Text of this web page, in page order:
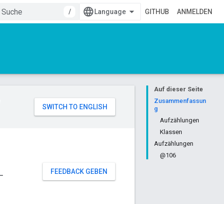
/
GITHUB ANMELDEN
Auf dieser Seite
Zusammenfassun
g
Aufzählungen
Klassen
Aufzählungen
@106
FEEDBACK GEBEN